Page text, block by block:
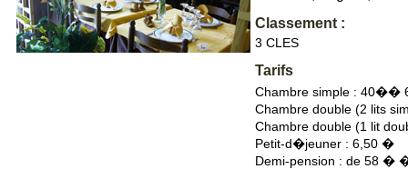
Classement :
3 CLES
Tarifs
Chambre simple :
Chambre double (2 lits
Chambre double (1 lit
Petit-d�jeuner : 6,50 �
Demi-pension : de 58 �